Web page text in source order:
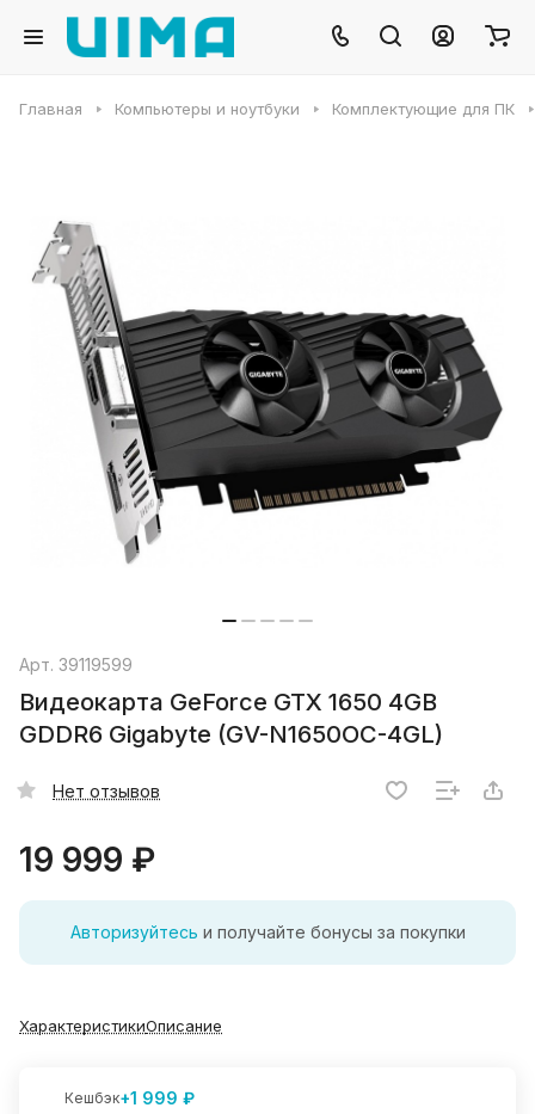
Главная Компьютеры и ноутбуки Комплектующие для ПК
Арт. 39119599
Видеокарта GeForce GTX 1650 4GB
GDDR6 Gigabyte (GV-N1650OC-4GL)
Нет отзывов
19 999 ₽
Авторизуйтесь и получайте бонусы за покупки
ХарактеристикиОписание
Кешбэк+1 999 ₽